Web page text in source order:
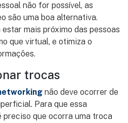
não for possível, as
são uma boa alternativa.
mais próximo das pessoas
que virtual, e otimiza o
trocas
não deve ocorrer de
Para que essa
que ocorra uma troca